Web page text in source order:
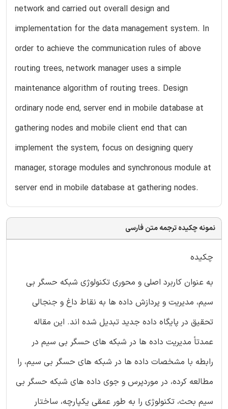
network and carried out overall design and
implementation for the data management system. In
order to achieve the communication rules of above
routing trees, network manager uses a simple
maintenance algorithm of routing trees. Design
ordinary node end, server end in mobile database at
gathering nodes and mobile client end that can
implement the system, focus on designing query
manager, storage modules and synchronous module at
server end in mobile database at gathering nodes.
نمونه چکیده ترجمه متن فارسی
چکیده
به عنوان کاربرد اصلی و محوری تکنولوژی شبکه حسگر بی
سیم، مدیریت و پردازش داده ها به نقاط داغ و جنجالی
تحقیق در پایگاه داده جدید تبدیل شده اند. این مقاله
عمدتاً مدیریت داده ها در شبکه های حسگر بی سیم در
رابطه با مشخصات داده ها در شبکه های حسگر بی سیم، را
مطالعه کرده، در موردپرس و جوی داده های شبکه حسگر بی
سیم بحث، تکنولوژی را به طور عمقی یکپارچه، ساختار